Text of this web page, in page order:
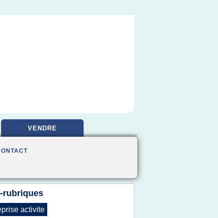
VENDRE
rubriques
activite